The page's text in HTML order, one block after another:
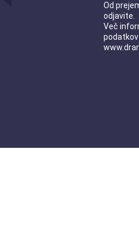
Od
odjavite.
Več
podatkov